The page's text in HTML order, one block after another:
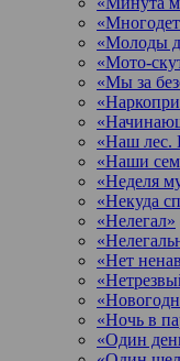
«Молоды
«Мото-
«Мы за
«Наш лес.
«Наши
«Неделя
«Некуда
«Нелегал»
«Нет
«Ночь в
«Один